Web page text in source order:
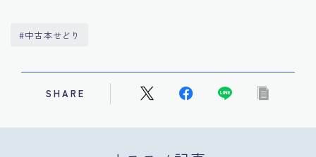
#中古本せどり
SHARE